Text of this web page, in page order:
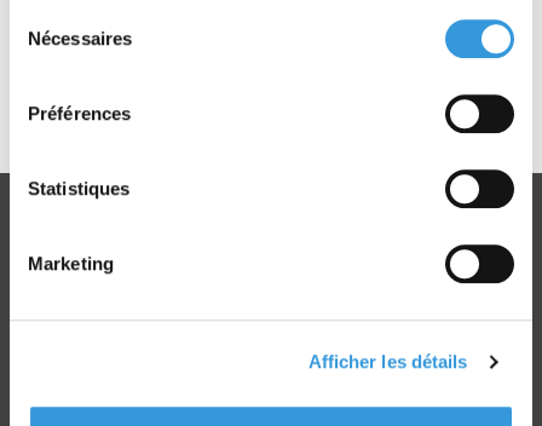
Nécessaires
Préférences
Statistiques
Marketing
Afficher les détails
Consulter l'ouvrage
Livret pédagogique illustré
Livraison
dans le monde entier